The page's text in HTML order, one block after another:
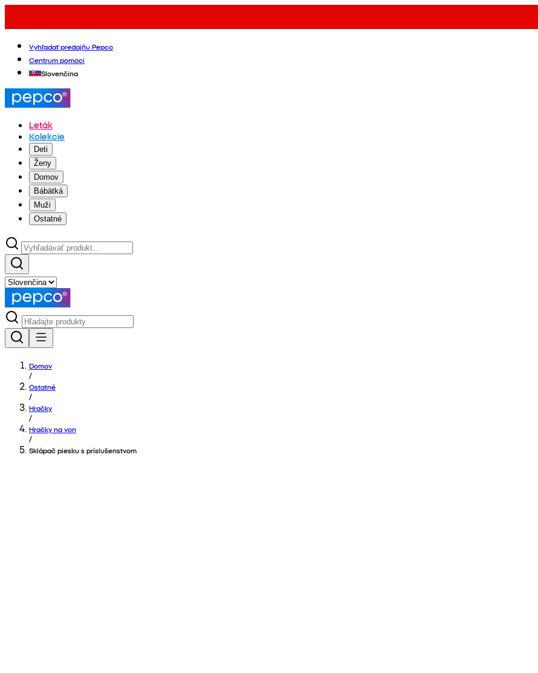
Vyhľadať predajňu Pepco
Centrum pomoci
Slovenčina
Leták
Kolekcie
Deti
Ženy
Domov
Bábätká
Muži
Ostatné
Domov
/
Ostatné
/
Hračky
/
Hračky na von
/
Sklápač piesku s príslušenstvom